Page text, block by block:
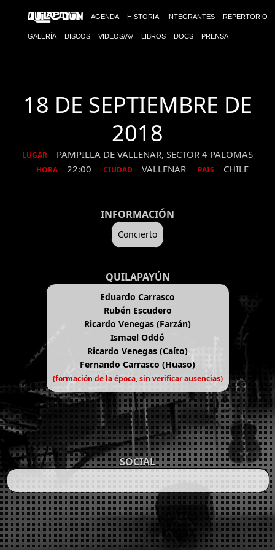
AGENDA HISTORIA INTEGRANTES REPERTORIO
GALERÍA DISCOS VIDEOS/AV LIBROS DOCS PRENSA
18 DE SEPTIEMBRE DE
2018
LUGAR PAMPILLA DE VALLENAR, SECTOR 4 PALOMAS
HORA 22:00 CIUDAD VALLENAR PAIS CHILE
INFORMACIÓN
Concierto
QUILAPAYÚN
Eduardo Carrasco
Rubén Escudero
Ricardo Venegas (Farzán)
Ismael Oddó
Ricardo Venegas (Caíto)
Fernando Carrasco (Huaso)
(formación de la época, sin verificar ausencias)
SOCIAL